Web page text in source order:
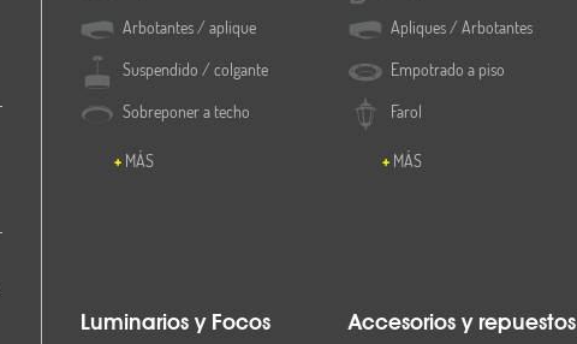
Arbotantes / aplique
Suspendido / colgante
Sobreponer a techo
MÁS
Apliques / Arbotantes
Empotrado a piso
Farol
MÁS
Luminarios y Focos Accesorios y repuestos